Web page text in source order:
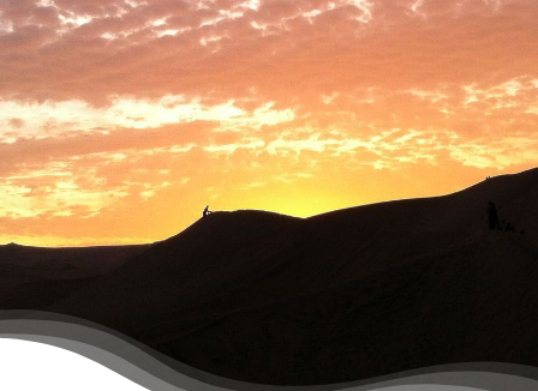
PLANIFICA TU VIAJE